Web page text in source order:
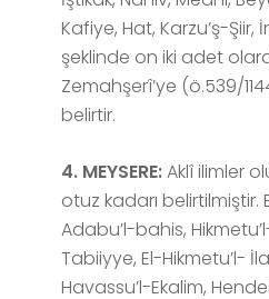
Kafiye, Hat, Karzu’ş-Şiir,
şeklinde on iki adet
Zemahşerî’ye (ö.539/
belirtir.
4. MEYSERE:Aklî ilimler
otuz kadarı belirtilmiştir.
Adabu’l-bahis,
Tabiiyye, El-Hikmetu’l-
Havassu’l-Ekalim,